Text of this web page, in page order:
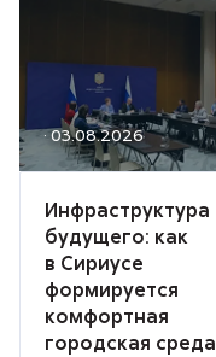
· 03.08.2026
Инфраструктура
будущего: как
в Сириусе
формируется
комфортная
городская среда